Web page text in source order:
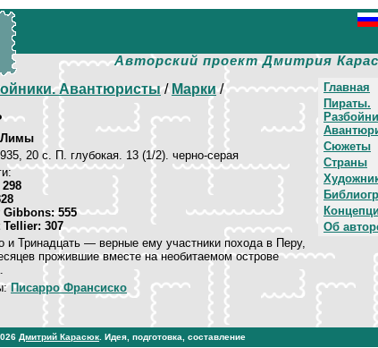
Авторский проект Дмитрия
Главная
Пираты.
Сюжеты
Страны
Об
Авантюристы/ Марки/
Лимы
20 c. П. глубокая. 13 (1/2). черно-серая
Gibbons: 555
Tellier: 307
и Тринадцать — верные ему участники похода в Перу,
прожившие вместе на необитаемом острове
Писарро Франсиско
Дмитрий Карасюк . Идея, подготовка, составление